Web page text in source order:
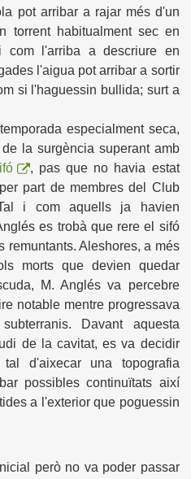
pot arribar a rajar més d'un
torrent habitualment sec en
l'arriba a descriure en
l'aigua pot arribar a sortir
si l'haguessin bullida; surt a
especialment seca,
la surgència superant amb
, pas que no havia estat
part de membres del Club
i com aquells ja havien
es trobà que rere el sifó
remuntants. Aleshores, a més
morts que devien quedar
M. Anglés va percebre
notable mentre progressava
Davant aquesta
de la cavitat, es va decidir
d'aixecar una topografia
possibles continuïtats així
a l'exterior que poguessin
però no va poder passar